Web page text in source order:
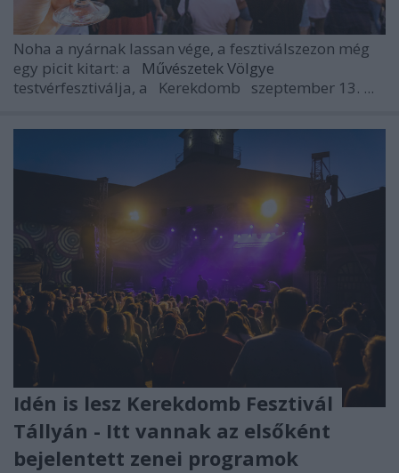
Noha a nyárnak lassan vége, a fesztiválszezon még
egy picit kitart: a
Művészetek Völgye
testvérfesztiválja, a
Kerekdomb szeptember 13. ...
Idén is lesz Kerekdomb Fesztivál
Tállyán - Itt vannak az elsőként
bejelentett zenei programok